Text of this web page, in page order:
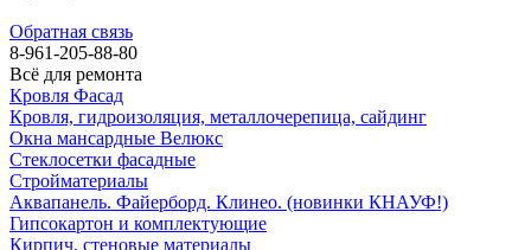
Обратная связь
8-961-205-88-80
Всё для ремонта
Кровля Фасад
Кровля, гидроизоляция, металлочерепица, сайдинг
Окна мансардные Велюкс
Стеклосетки фасадные
Стройматериалы
Аквапанель. Файерборд. Клинео. (новинки КНАУФ!)
Гипсокартон и комплектующие
Кирпич, стеновые материалы